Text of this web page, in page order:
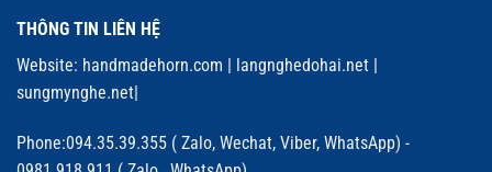
THÔNG TIN LIÊN HỆ
Website: handmadehorn.com langnghedohai.net
sungmynghe.net
Phone:094.35.39.355 ( Zalo, Wechat, Viber, WhatsApp) -